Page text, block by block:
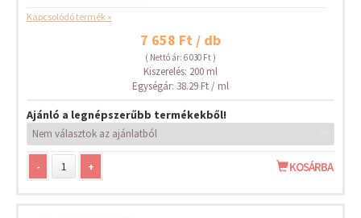
Kapcsolódó termék »
7 658 Ft / db
( Nettó ár: 6 030 Ft )
Kiszerelés: 200 ml
Egységár: 38.29 Ft / ml
Ajánló a legnépszerűbb termékekből!
- + KOSÁRBA